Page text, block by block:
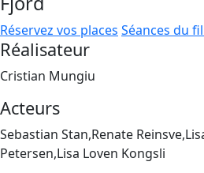
Réservez vos places Séances du
Réalisateur
Cristian Mungiu
Acteurs
Sebastian Stan,Renate
Petersen,Lisa Loven Kongsli